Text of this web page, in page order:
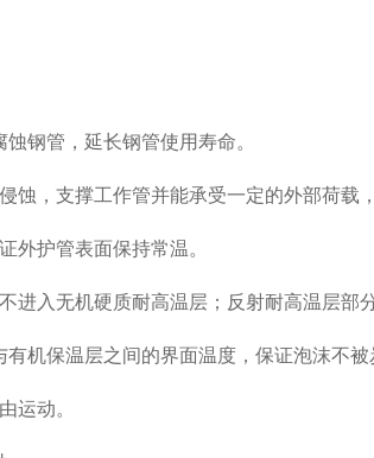
钢管，延长钢管使用寿命。
蚀，支撑工作管并能承受一定的外部荷载
外护管表面保持常温。
进入无机硬质耐高温层；反射耐高温层部分
机保温层之间的界面温度，保证泡沫不被
运动。